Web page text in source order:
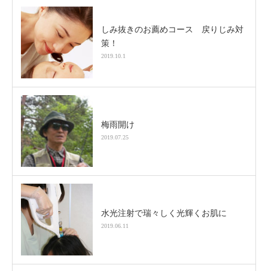
しみ抜きのお薦めコース 戻りじみ対
策！
2019.10.1
梅雨開け
2019.07.25
水光注射で瑞々しく光輝くお肌に
2019.06.11